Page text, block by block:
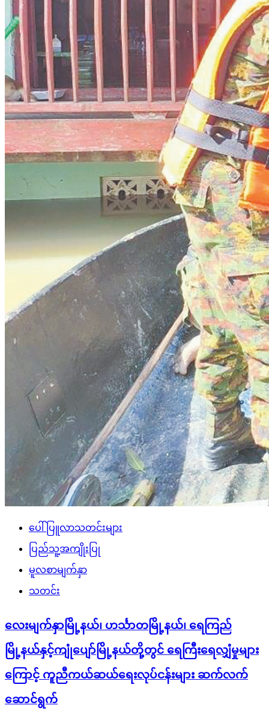
ပေါ်ပြူလာသတင်းများ
ပြည်သူ့အကျိုးပြု
မူလစာမျက်နှာ
သတင်း
လေးမျက်နှာမြို့နယ်၊ ဟင်္သာတမြို့နယ်၊ ရေကြည်
မြို့နယ်နှင့်ကျုံပျော်မြို့နယ်တို့တွင် ရေကြီးရေလျှံမှုများ
ကြောင့် ကူညီကယ်ဆယ်ရေးလုပ်ငန်းများ ဆက်လက်
ဆောင်ရွက်